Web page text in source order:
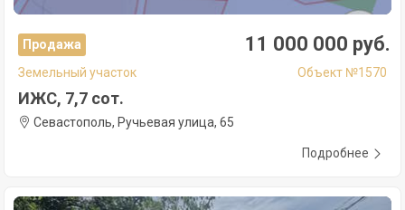
Продажа 11 000 000 руб.
Земельный участок Объект №1570
ИЖС, 7,7 сот.
Севастополь, Ручьевая улица, 65
Подробнее